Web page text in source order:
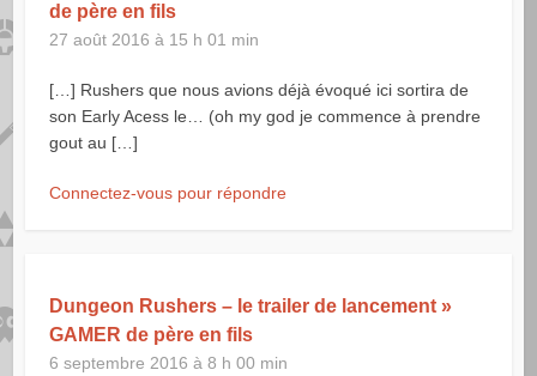
de père en fils
27 août 2016 à 15 h 01 min
[…] Rushers que nous avions déjà évoqué ici sortira de
son Early Acess le… (oh my god je commence à prendre
gout au […]
Connectez-vous pour répondre
Dungeon Rushers – le trailer de lancement »
GAMER de père en fils
6 septembre 2016 à 8 h 00 min